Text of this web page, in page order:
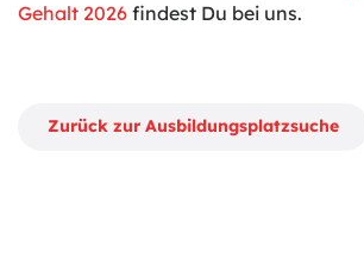
Gehalt 2026 findest Du bei uns.
Zurück zur Ausbildungsplatzsuche